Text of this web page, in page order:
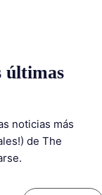
últimas
noticias más
de The